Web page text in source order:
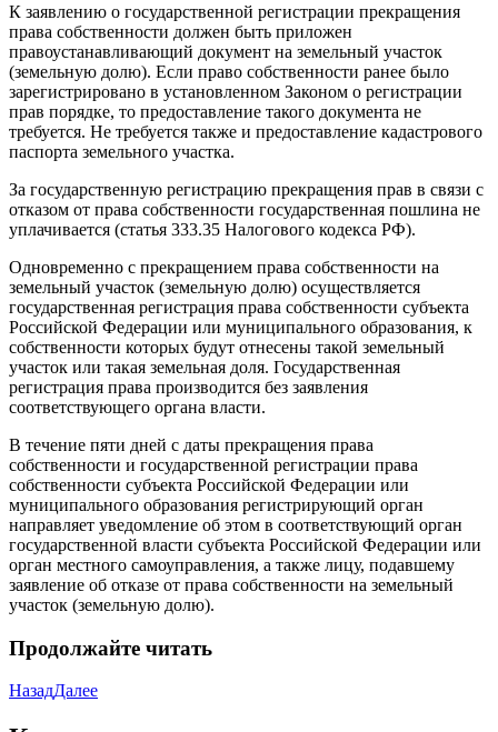
К заявлению о государственной регистрации прекращения
права собственности должен быть приложен
правоустанавливающий документ на земельный участок
(земельную долю). Если право собственности ранее было
зарегистрировано в установленном Законом о регистрации
прав порядке, то предоставление такого документа не
требуется. Не требуется также и предоставление кадастрового
паспорта земельного участка.
За государственную регистрацию прекращения прав в связи с
отказом от права собственности государственная пошлина не
уплачивается (статья 333.35 Налогового кодекса РФ).
Одновременно с прекращением права собственности на
земельный участок (земельную долю) осуществляется
государственная регистрация права собственности субъекта
Российской Федерации или муниципального образования, к
собственности которых будут отнесены такой земельный
участок или такая земельная доля. Государственная
регистрация права производится без заявления
соответствующего органа власти.
В течение пяти дней с даты прекращения права
собственности и государственной регистрации права
собственности субъекта Российской Федерации или
муниципального образования регистрирующий орган
направляет уведомление об этом в соответствующий орган
государственной власти субъекта Российской Федерации или
орган местного самоуправления, а также лицу, подавшему
заявление об отказе от права собственности на земельный
участок (земельную долю).
Продолжайте читать
НазадДалее